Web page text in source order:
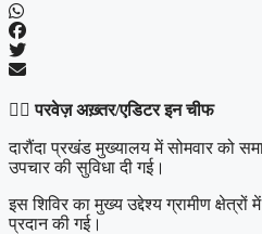
✍🏽परवेज़ अख़्तर/एडिटर इन चीफ
दारौंदा प्रखंड मुख्यालय में सोमवार को
उपचार की सुविधा दी गई।
इस शिविर का मुख्य उद्देश्य ग्रामीण
प्रदान की गई।